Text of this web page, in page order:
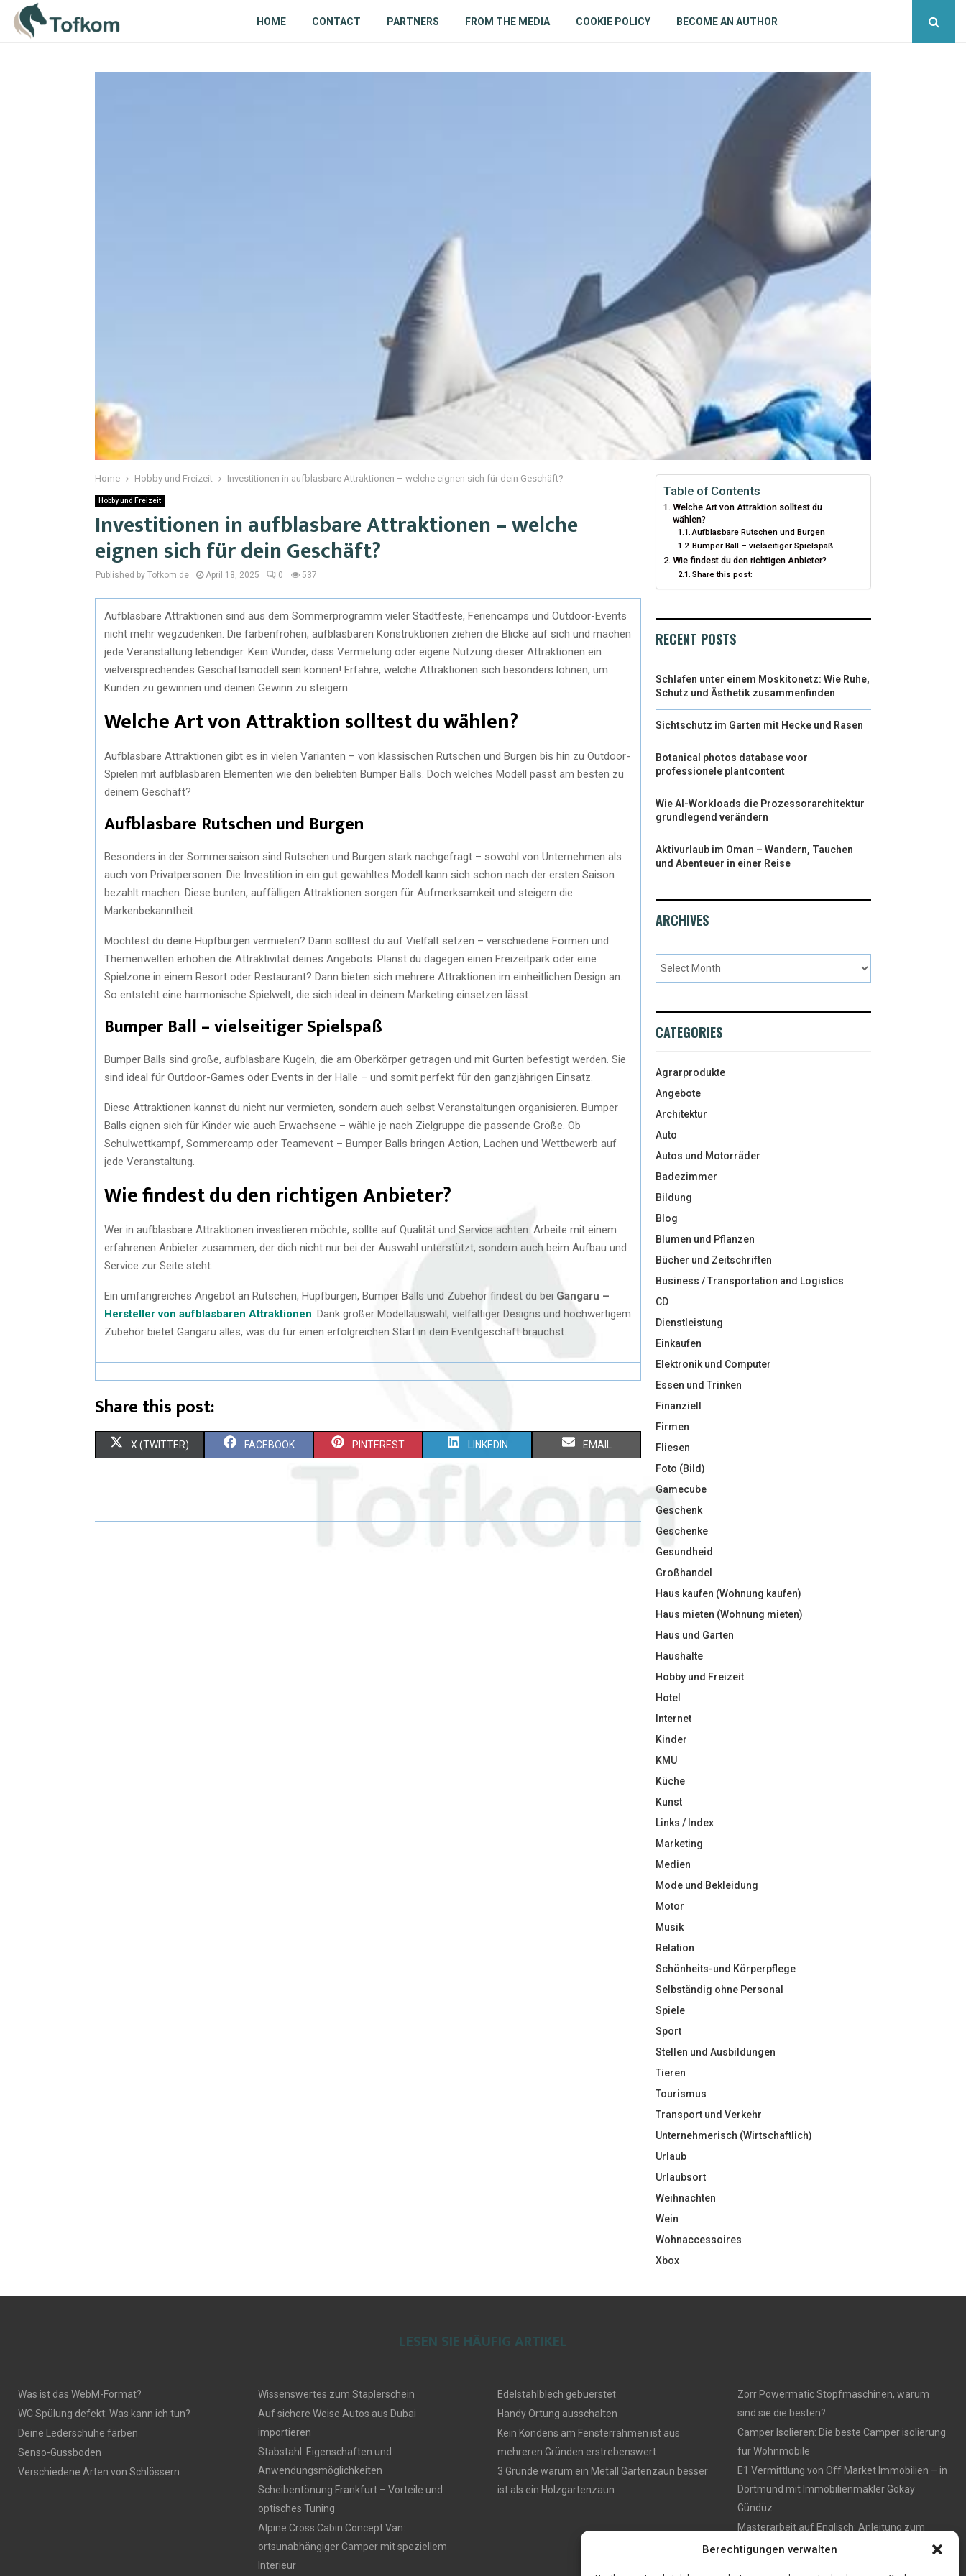
Berechtigungen verwalten
HOME CONTACT PARTNERS FROM THE MEDIA COOKIE POLICY BECOME AN AUTHOR
Home Hobby und Freizeit Investitionen in aufblasbare Attraktionen – welche eignen sich für dein Geschäft?
Hobby und Freizeit
Investitionen in aufblasbare Attraktionen – welche
eignen sich für dein Geschäft?
Published by Tofkom.de April 18, 2025 0 537
Aufblasbare Attraktionen sind aus dem Sommerprogramm vieler Stadtfeste, Feriencamps und Outdoor-Events
nicht mehr wegzudenken. Die farbenfrohen, aufblasbaren Konstruktionen ziehen die Blicke auf sich und machen
jede Veranstaltung lebendiger. Kein Wunder, dass Vermietung oder eigene Nutzung dieser Attraktionen ein
vielversprechendes Geschäftsmodell sein können! Erfahre, welche Attraktionen sich besonders lohnen, um
Kunden zu gewinnen und deinen Gewinn zu steigern.
Welche Art von Attraktion solltest du wählen?
Aufblasbare Attraktionen gibt es in vielen Varianten – von klassischen Rutschen und Burgen bis hin zu Outdoor-
Spielen mit aufblasbaren Elementen wie den beliebten Bumper Balls. Doch welches Modell passt am besten zu
deinem Geschäft?
Aufblasbare Rutschen und Burgen
Besonders in der Sommersaison sind Rutschen und Burgen stark nachgefragt – sowohl von Unternehmen als
auch von Privatpersonen. Die Investition in ein gut gewähltes Modell kann sich schon nach der ersten Saison
bezahlt machen. Diese bunten, auffälligen Attraktionen sorgen für Aufmerksamkeit und steigern die
Markenbekanntheit.
Möchtest du deine Hüpfburgen vermieten? Dann solltest du auf Vielfalt setzen – verschiedene Formen und
Themenwelten erhöhen die Attraktivität deines Angebots. Planst du dagegen einen Freizeitpark oder eine
Spielzone in einem Resort oder Restaurant? Dann bieten sich mehrere Attraktionen im einheitlichen Design an.
So entsteht eine harmonische Spielwelt, die sich ideal in deinem Marketing einsetzen lässt.
Bumper Ball – vielseitiger Spielspaß
Bumper Balls sind große, aufblasbare Kugeln, die am Oberkörper getragen und mit Gurten befestigt werden. Sie
sind ideal für Outdoor-Games oder Events in der Halle – und somit perfekt für den ganzjährigen Einsatz.
Diese Attraktionen kannst du nicht nur vermieten, sondern auch selbst Veranstaltungen organisieren. Bumper
Balls eignen sich für Kinder wie auch Erwachsene – wähle je nach Zielgruppe die passende Größe. Ob
Schulwettkampf, Sommercamp oder Teamevent – Bumper Balls bringen Action, Lachen und Wettbewerb auf
jede Veranstaltung.
Wie findest du den richtigen Anbieter?
Wer in aufblasbare Attraktionen investieren möchte, sollte auf Qualität und Service achten. Arbeite mit einem
erfahrenen Anbieter zusammen, der dich nicht nur bei der Auswahl unterstützt, sondern auch beim Aufbau und
Service zur Seite steht.
Ein umfangreiches Angebot an Rutschen, Hüpfburgen, Bumper Balls und Zubehör findest du bei Gangaru –
Hersteller von aufblasbaren Attraktionen . Dank großer Modellauswahl, vielfältiger Designs und hochwertigem
Zubehör bietet Gangaru alles, was du für einen erfolgreichen Start in dein Eventgeschäft brauchst.
Share this post:
X (TWITTER) FACEBOOK PINTEREST LINKEDIN EMAIL
Table of Contents
Welche Art von Attraktion solltest du
wählen?
Aufblasbare Rutschen und Burgen
Bumper Ball – vielseitiger Spielspaß
Wie findest du den richtigen Anbieter?
Share this post:
RECENT POSTS
Schlafen unter einem Moskitonetz: Wie Ruhe,
Schutz und Ästhetik zusammenfinden
Sichtschutz im Garten mit Hecke und Rasen
Botanical photos database voor
professionele plantcontent
Wie AI-Workloads die Prozessorarchitektur
grundlegend verändern
Aktivurlaub im Oman – Wandern, Tauchen
und Abenteuer in einer Reise
ARCHIVES
CATEGORIES
Agrarprodukte
Angebote
Architektur
Auto
Autos und Motorräder
Badezimmer
Bildung
Blog
Blumen und Pflanzen
Bücher und Zeitschriften
Business / Transportation and Logistics
CD
Dienstleistung
Einkaufen
Elektronik und Computer
Essen und Trinken
Finanziell
Firmen
Fliesen
Foto (Bild)
Gamecube
Geschenk
Geschenke
Gesundheid
Großhandel
Haus kaufen (Wohnung kaufen)
Haus mieten (Wohnung mieten)
Haus und Garten
Haushalte
Hobby und Freizeit
Hotel
Internet
Kinder
KMU
Küche
Kunst
Links / Index
Marketing
Medien
Mode und Bekleidung
Motor
Musik
Relation
Schönheits-und Körperpflege
Selbständig ohne Personal
Spiele
Sport
Stellen und Ausbildungen
Tieren
Tourismus
Transport und Verkehr
Unternehmerisch (Wirtschaftlich)
Urlaub
Urlaubsort
Weihnachten
Wein
Wohnaccessoires
Xbox
LESEN SIE HÄUFIG ARTIKEL
Was ist das WebM-Format?
WC Spülung defekt: Was kann ich tun?
Deine Lederschuhe färben
Senso-Gussboden
Verschiedene Arten von Schlössern
Wissenswertes zum Staplerschein
Auf sichere Weise Autos aus Dubai
importieren
Stabstahl: Eigenschaften und
Anwendungsmöglichkeiten
Scheibentönung Frankfurt – Vorteile und
optisches Tuning
Alpine Cross Cabin Concept Van:
ortsunabhängiger Camper mit speziellem
Interieur
Edelstahlblech gebuerstet
Handy Ortung ausschalten
Kein Kondens am Fensterrahmen ist aus
mehreren Gründen erstrebenswert
3 Gründe warum ein Metall Gartenzaun besser
ist als ein Holzgartenzaun
Zorr Powermatic Stopfmaschinen, warum
sind sie die besten?
Camper Isolieren: Die beste Camper isolierung
für Wohnmobile
E1 Vermittlung von Off Market Immobilien – in
Dortmund mit Immobilienmakler Gökay
Gündüz
Masterarbeit auf Englisch: Anleitung zum
Verfassen